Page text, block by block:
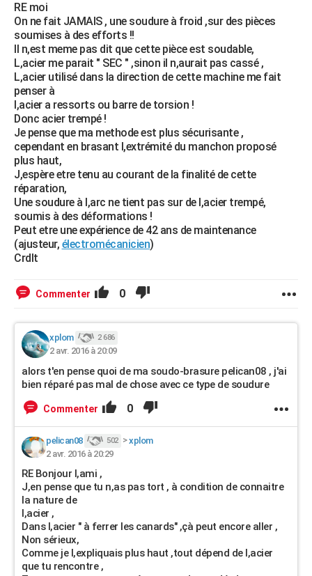
RE moi
On ne fait JAMAIS , une soudure à froid ,sur des pièces
soumises à des efforts !!
Il n,est meme pas dit que cette pièce est soudable,
L,acier me parait " SEC " ,sinon il n,aurait pas cassé ,
L,acier utilisé dans la direction de cette machine me fait
penser à
l,acier a ressorts ou barre de torsion !
Donc acier trempé !
Je pense que ma methode est plus sécurisante ,
cependant en brasant l,extrémité du manchon proposé
plus haut,
J,espère etre tenu au courant de la finalité de cette
réparation,
Une soudure à l,arc ne tient pas sur de l,acier trempé,
soumis à des déformations !
Peut etre une expérience de 42 ans de maintenance
(ajusteur, électromécanicien)
Crdlt
Commenter 0
xplom 2 686
2 avr. 2016 à 20:09
alors t'en pense quoi de ma soudo-brasure pelican08 , j'ai
bien réparé pas mal de chose avec ce type de soudure
Commenter 0
pelican08 502 >xplom
2 avr. 2016 à 20:29
RE Bonjour l,ami ,
J,en pense que tu n,as pas tort , à condition de connaitre
la nature de
l,acier ,
Dans l,acier " à ferrer les canards" ,çà peut encore aller ,
Non sérieux,
Comme je l,expliquais plus haut ,tout dépend de l,acier
que tu rencontre ,